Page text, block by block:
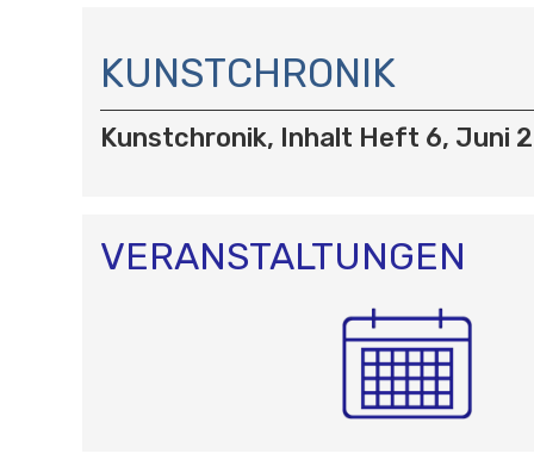
A
V
I
G
O
N
KUNSTCHRONIK
Kunstchronik, Inhalt Heft 6, Juni
VERANSTALTUNGEN